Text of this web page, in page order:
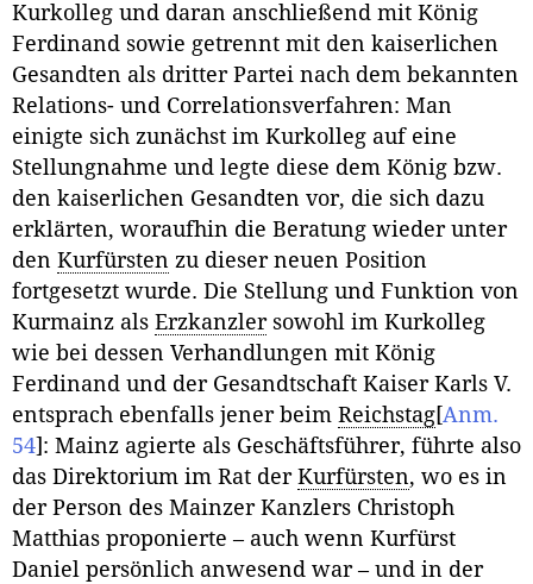
Kurkolleg und daran anschließend mit König
Ferdinand sowie getrennt mit den kaiserlichen
Gesandten als dritter Partei nach dem bekannten
Relations- und Correlationsverfahren: Man
einigte sich zunächst im Kurkolleg auf eine
Stellungnahme und legte diese dem König bzw.
den kaiserlichen Gesandten vor, die sich dazu
erklärten, woraufhin die Beratung wieder unter
den Kurfürsten zu dieser neuen Position
fortgesetzt wurde. Die Stellung und Funktion von
Kurmainz als Erzkanzlersowohl im Kurkolleg
wie bei dessen Verhandlungen mit König
Ferdinand und der Gesandtschaft Kaiser Karls V.
entsprach ebenfalls jener beim Reichstag[Anm.
54] : Mainz agierte als Geschäftsführer, führte also
das Direktorium im Rat der Kurfürsten, wo es in
der Person des Mainzer Kanzlers Christoph
Matthias proponierte – auch wenn Kurfürst
Daniel persönlich anwesend war – und in der